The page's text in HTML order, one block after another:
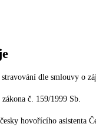
dle smlouvy o
č. 159/1999 Sb.
hovořícího asistenta